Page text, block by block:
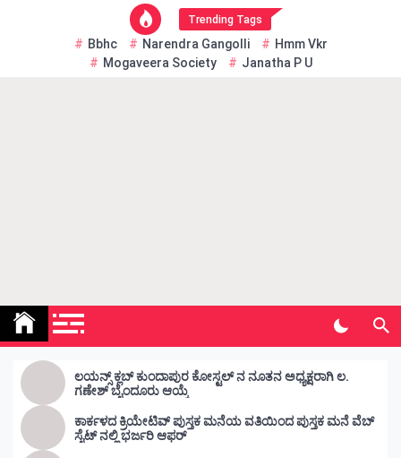
Trending Tags
Bbhc Narendra Gangolli
Hmm Vkr
Mogaveera Society
Janatha P U
Kunda Vahini – ಕುಂದ ವಾಹಿನಿ
ಲಯನ್ಸ್ ಕ್ಲಬ್ ಕುಂದಾಪುರ ಕೋಸ್ಟಲ್ ನ ನೂತನ ಅಧ್ಯಕ್ಷರಾಗಿ ಲ.
ಗಣೇಶ್ ಬೈಂದೂರು ಆಯ್ಕೆ
ಕಾರ್ಕಳದ ಕ್ರಿಯೇಟಿವ್ ಪುಸ್ತಕ ಮನೆಯ ವತಿಯಿಂದ ಪುಸ್ತಕ ಮನೆ ವೆಬ್
ಸೈಟ್ ನಲ್ಲಿ ಭರ್ಜರಿ ಆಫರ್